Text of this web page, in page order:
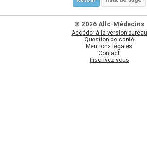
© 2026 Allo-Médecins
Accéder à la version bureau
Question de santé
Mentions légales
Contact
Inscrivez-vous